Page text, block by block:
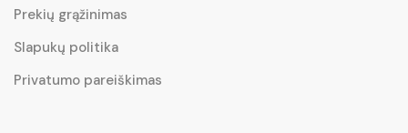
Prekių grąžinimas
Slapukų politika
Privatumo pareiškimas